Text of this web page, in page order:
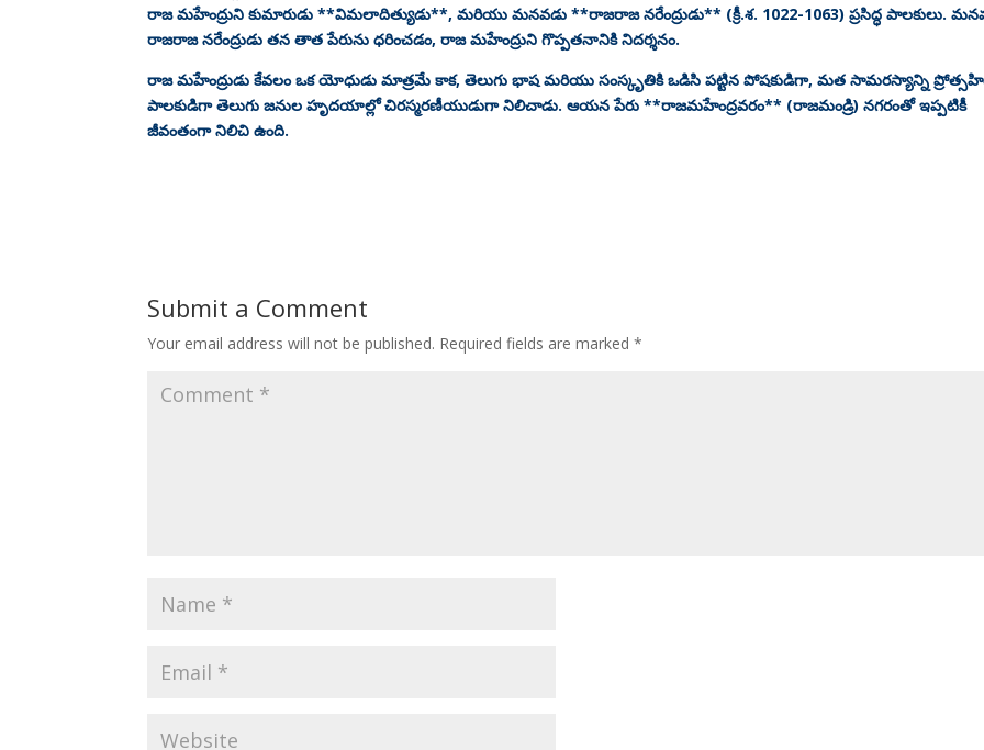
రాజ మహేంద్రుని కుమారుడు **విమలాదిత్యుడు**, మరియు మనవడు **రాజరాజ నరేంద్రుడు** (క్రీ.శ. 1022-1063) ప్రసిద్ధ పాలకులు.
రాజరాజ నరేంద్రుడు తన తాత పేరును ధరించడం, రాజ మహేంద్రుని గొప్పతనానికి నిదర్శనం.
రాజ మహేంద్రుడు కేవలం ఒక యోధుడు మాత్రమే కాక, తెలుగు భాష మరియు సంస్కృతికి ఒడిసి పట్టిన పోషకుడిగా, మత సామరస్యాన్ని
పాలకుడిగా తెలుగు జనుల హృదయాల్లో చిరస్మరణీయుడుగా నిలిచాడు. ఆయన పేరు **రాజమహేంద్రవరం** (రాజమండ్రి) నగరంతో ఇప్పటికీ
జీవంతంగా నిలిచి ఉంది.
Submit a Comment
Your email address will not be published. Required fields are marked*